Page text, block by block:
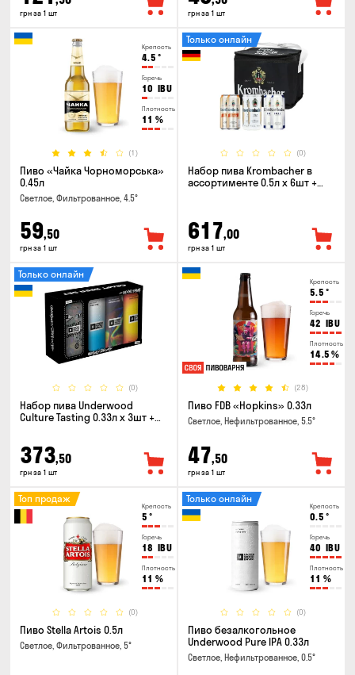
грн за 1 шт грн за 1 шт
Крепость
4.5 °
Горечь
10 IBU
Плотность
11 %
(1)
Пиво «Чайка Чорноморська»
0.45л
Светлое, Фильтрованное, 4.5°
59,50
грн за 1 шт
(0)
Только онлайн
Набор пива Krombacher в
ассортименте 0.5л х 6шт +
617,00
грн за 1 шт
(0)
Только онлайн
Набор пива Underwood
Culture Tasting 0.33л x 3шт +
373,50
грн за 1 шт
Крепость
5.5 °
Горечь
42 IBU
Плотность
14.5 %
(28)
Пиво FDB «Hopkins» 0.33л
Светлое, Нефильтрованное, 5.5°
47,50
грн за 1 шт
Крепость
5 °
Горечь
18 IBU
Плотность
11 %
(0)
Топ продаж
Пиво Stella Artois 0.5л
Светлое, Фильтрованное, 5°
Крепость
0.5 °
Горечь
40 IBU
Плотность
11 %
(0)
Только онлайн
Пиво безалкогольное
Underwood Pure IPA 0.33л
Светлое, Нефильтрованное, 0.5°